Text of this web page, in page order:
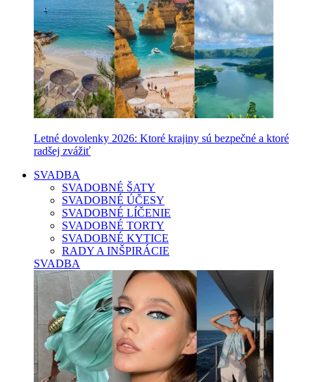
Letné dovolenky 2026: Ktoré krajiny sú bezpečné a ktoré
radšej zvážiť
SVADBA
SVADOBNÉ ŠATY
SVADOBNÉ ÚČESY
SVADOBNÉ LÍČENIE
SVADOBNÉ TORTY
SVADOBNÉ KYTICE
RADY A INŠPIRÁCIE
SVADBA